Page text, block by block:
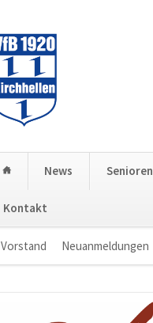
News Senioren
Kontakt
Vorstand Neuanmeldungen